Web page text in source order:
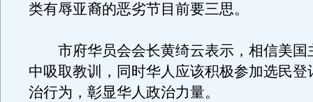
类有辱亚裔的恶劣节目前要三思。
市府华员会会长黄绮云表示，相信美国
中吸取教训，同时华人应该积极参加选民登
治行为，彰显华人政治力量。